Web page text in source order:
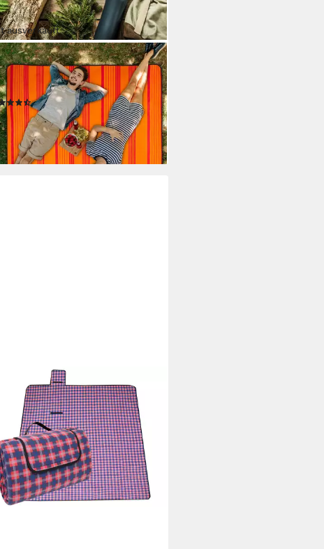
ausverkauft
200x200cm orange
(6)
27,99 € UVP59,99 €
- in 2-3 Werktagen bei dir